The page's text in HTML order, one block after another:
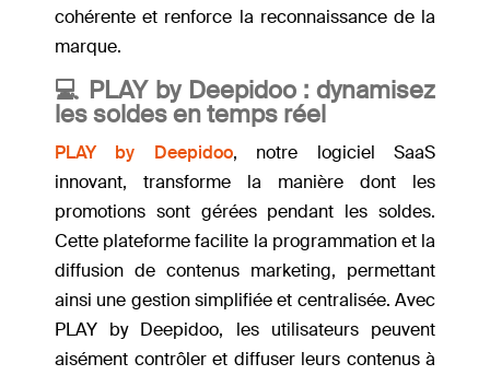
cohérente et renforce la reconnaissance de la
marque.
💻 PLAY by Deepidoo : dynamisez
les soldes en temps réel
PLAY by Deepidoo, notre logiciel SaaS
innovant, transforme la manière dont les
promotions sont gérées pendant les soldes.
Cette plateforme facilite la programmation et la
diffusion de contenus marketing, permettant
ainsi une gestion simplifiée et centralisée. Avec
PLAY by Deepidoo, les utilisateurs peuvent
aisément contrôler et diffuser leurs contenus à